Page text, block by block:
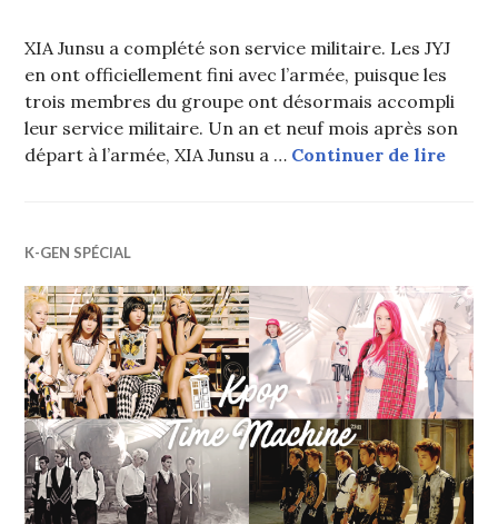
XIA Junsu a complété son service militaire. Les JYJ
en ont officiellement fini avec l’armée, puisque les
trois membres du groupe ont désormais accompli
leur service militaire. Un an et neuf mois après son
départ à l’armée, XIA Junsu a … Continuer de lireXIA
K-GEN SPÉCIAL